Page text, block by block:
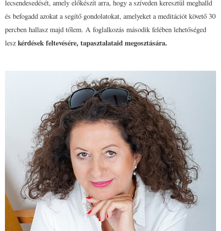
lecsendesedését, amely előkészít arra, hogy a szíveden keresztül meghalld
és befogadd azokat a segítő gondolatokat, amelyeket a meditációt követő 30
percben hallasz majd tőlem. A foglalkozás második felében lehetőséged
lesz kérdések feltevésére, tapasztalataid megosztására.